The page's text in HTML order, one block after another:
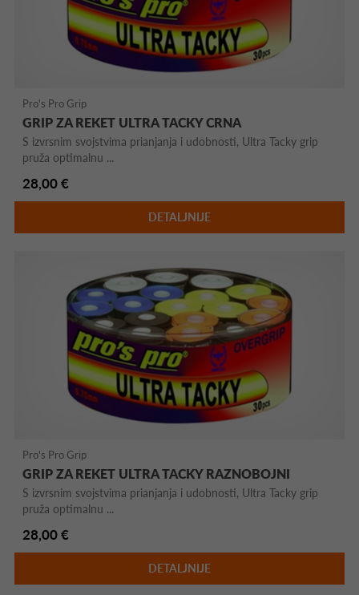
Pro's Pro Grip
GRIP ZA REKET ULTRA TACKY CRNA
S izvrsnim svojstvima prianjanja i udobnosti, Ultra Tacky grip
pruža optimalnu ...
28,00 €
DETALJNIJE
Pro's Pro Grip
GRIP ZA REKET ULTRA TACKY RAZNOBOJNI
S izvrsnim svojstvima prianjanja i udobnosti, Ultra Tacky grip
pruža optimalnu ...
28,00 €
DETALJNIJE